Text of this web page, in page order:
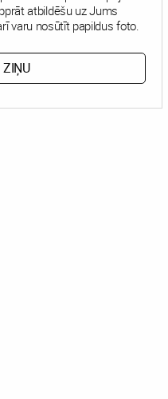
atbildēšu uz Jums
varu nosūtīt papildus foto.